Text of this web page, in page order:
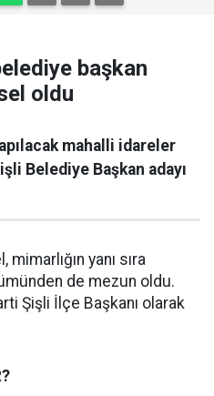
başkan
oldu
mahalli idareler
Belediye Başkan adayı
yanı sıra
de mezun oldu.
Şişli İlçe Başkanı olarak